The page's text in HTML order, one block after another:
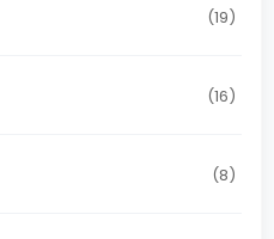
(19)
(16)
(8)